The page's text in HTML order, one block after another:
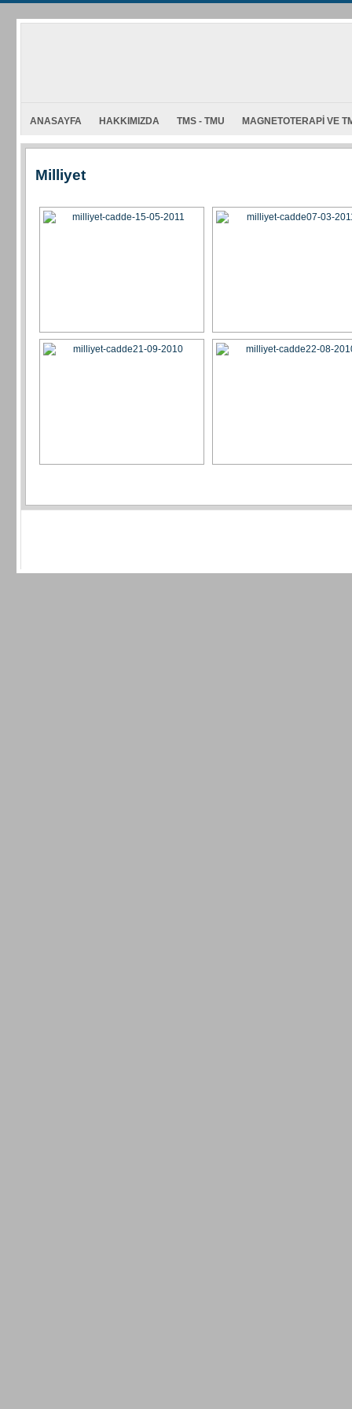
ANASAYFA HAKKIMIZDA TMS - TMU MAGNETOTERAPI VE
Milliyet